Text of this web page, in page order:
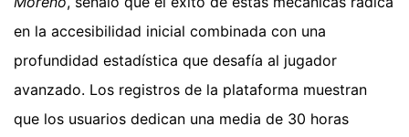
en la accesibilidad inicial combinada con una
profundidad estadística que desafía al jugador
avanzado. Los registros de la plataforma muestran
que los usuarios dedican una media de 30 horas